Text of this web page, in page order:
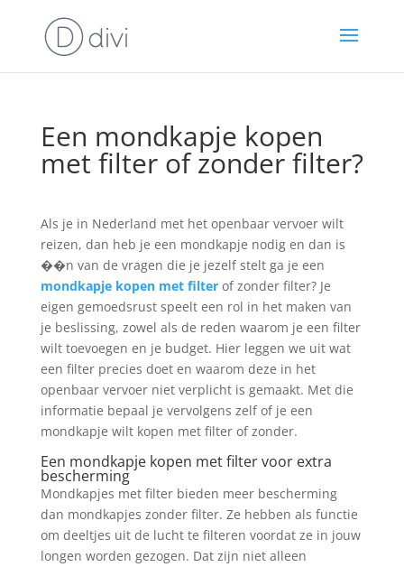
Een mondkapje kopen
met filter of zonder filter?
Als je in Nederland met het openbaar vervoer wilt
reizen, dan heb je een mondkapje nodig en dan is
��n van de vragen die je jezelf stelt ga je een
mondkapje kopen met filterof zonder filter? Je
eigen gemoedsrust speelt een rol in het maken van
je beslissing, zowel als de reden waarom je een filter
wilt toevoegen en je budget. Hier leggen we uit wat
een filter precies doet en waarom deze in het
openbaar vervoer niet verplicht is gemaakt. Met die
informatie bepaal je vervolgens zelf of je een
mondkapje wilt kopen met filter of zonder.
Een mondkapje kopen met filter voor extra
bescherming
Mondkapjes met filter bieden meer bescherming
dan mondkapjes zonder filter. Ze hebben als functie
om deeltjes uit de lucht te filteren voordat ze in jouw
longen worden gezogen. Dat zijn niet alleen